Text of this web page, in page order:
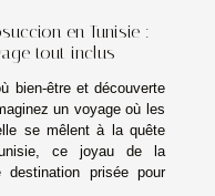
en Tunisie :
tout inclus
bien-être et découverte
un voyage où les
se mêlent à la quête
ce joyau de la
destination prisée pour